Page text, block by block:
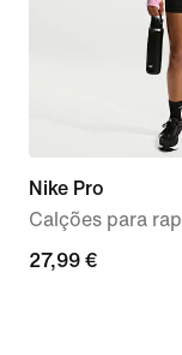
Nike Pro
Calções para
27,99
27,99 €